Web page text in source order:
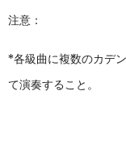
注意：
*各級曲に複数のカデ
て演奏すること。